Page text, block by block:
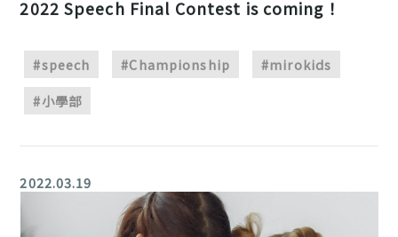
2022 Speech Final Contest is coming！
#speech #Championship
#mirokids
#小學部
2022.03.19